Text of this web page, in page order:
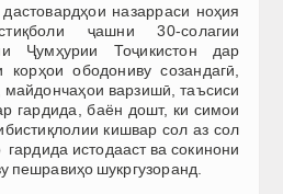
назарраси ноҳия
ҷашни 30-солагии
Ҷумҳурии Тоҷикистон дар
ободониву созандагӣ,
варзишӣ, таъсиси
гардида, баён дошт, ки симои
кишвар сол аз сол
истодааст ва сокинони
пешравиҳо шукргузоранд.